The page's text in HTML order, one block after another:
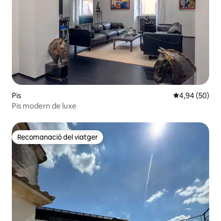
Pis 4,94 de
4,94 (50)
Pis modern de luxe
Recomanació del viatger
Recomanació del viatger